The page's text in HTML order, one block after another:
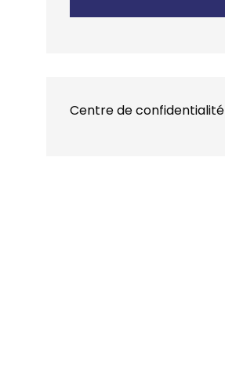
Centre de confidentialité